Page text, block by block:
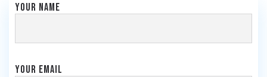
Your name
Your email